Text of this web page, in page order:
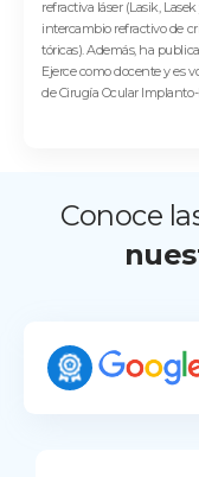
refractiva láser (Lasik,
intercambio refractivo de
tóricas). Además, ha
Ejerce como docente y es
de Cirugía Ocular Implanto-
Conoce